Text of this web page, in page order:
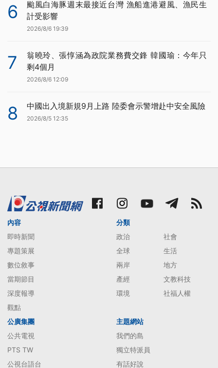
6
颱風白海豚週末最接近台灣 漁船進港避風、漁民生
計受影響
2026/8/6 19:39
7
翁曉玲、張惇涵為政院業務費交鋒 韓國瑜：今年只
剩4個月
2026/8/6 12:09
8 中國出入境新規9月上路 陸委會示警增赴中安全風險
2026/8/5 12:35
內容
即時新聞
專題策展
數位敘事
當期節目
深度報導
觀點
分類
政治
社會
全球
生活
兩岸
地方
產經
文教科技
環境
社福人權
公廣集團
公共電視
PTS TW
公視台語台
主題網站
我們的島
獨立特派員
有話好說